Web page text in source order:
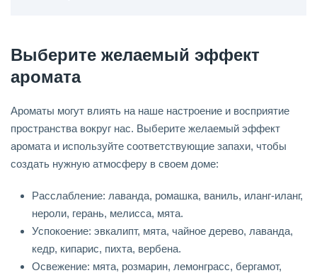
Выберите желаемый эффект
аромата
Ароматы могут влиять на наше настроение и восприятие
пространства вокруг нас. Выберите желаемый эффект
аромата и используйте соответствующие запахи, чтобы
создать нужную атмосферу в своем доме:
Расслабление: лаванда, ромашка, ваниль, иланг-иланг,
нероли, герань, мелисса, мята.
Успокоение: эвкалипт, мята, чайное дерево, лаванда,
кедр, кипарис, пихта, вербена.
Освежение: мята, розмарин, лемонграсс, бергамот,